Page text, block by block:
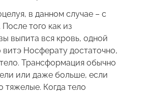
в данном случае – с
того как из
выпита вся кровь, одной
витэ Носферату достаточно,
Трансформация обычно
или даже больше, если
тяжелые. Когда тело